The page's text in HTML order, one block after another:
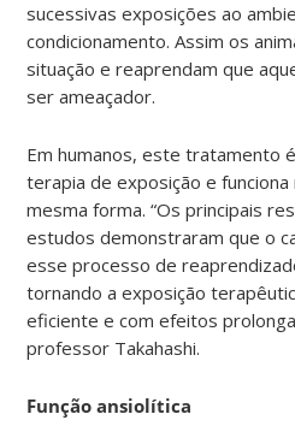
sucessivas exposições ao
condicionamento. Assim os
situação e reaprendam que
ser ameaçador.
Em humanos, este tratamento
terapia de exposição e funciona
mesma forma. “Os principais
estudos demonstraram que o
esse processo de
tornando a exposição
eficiente e com efeitos
professor Takahashi.
Função ansiolítica